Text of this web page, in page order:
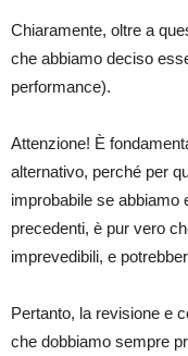
Chiaramente, oltre a
che abbiamo deciso
performance).
Attenzione! È
alternativo, perché per
improbabile se abbiamo
precedenti, è pur vero
imprevedibili, e
Pertanto, la revisione e
che dobbiamo sempre